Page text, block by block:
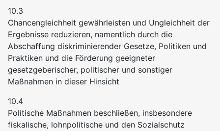
10.3
Chancengleichheit gewährleisten und Ungleichheit der
Ergebnisse reduzieren, namentlich durch die
Abschaffung diskriminierender Gesetze, Politiken und
Praktiken und die Förderung geeigneter
gesetzgeberischer, politischer und sonstiger
Maßnahmen in dieser Hinsicht
10.4
Politische Maßnahmen beschließen, insbesondere
fiskalische, lohnpolitische und den Sozialschutz